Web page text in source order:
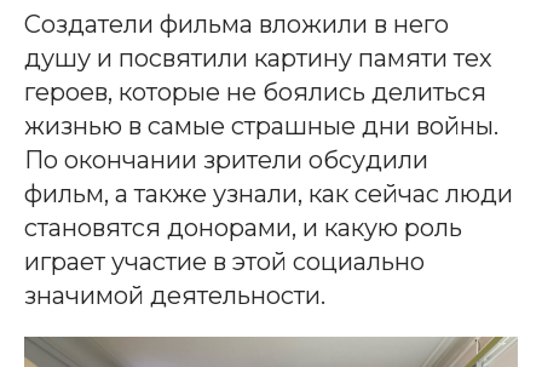
Создатели фильма вложили в него
душу и посвятили картину памяти тех
героев, которые не боялись делиться
жизнью в самые страшные дни войны.
По окончании зрители обсудили
фильм, а также узнали, как сейчас люди
становятся донорами, и какую роль
играет участие в этой социально
значимой деятельности.